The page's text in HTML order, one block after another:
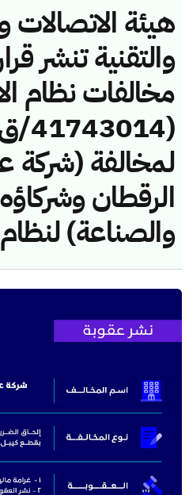
هيئة الاتصالات
والتقنية تنشر
مخالفات نظام
لمخالفة (شركة
الرقطان
والصناعة)